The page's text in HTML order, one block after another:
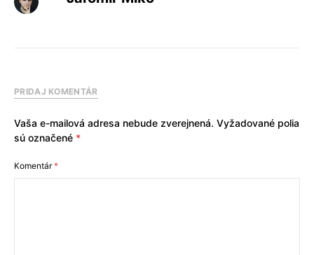
PRIDAJ KOMENTÁR
Vaša e-mailová adresa nebude zverejnená. Vyžadované polia
sú označené *
Komentár*